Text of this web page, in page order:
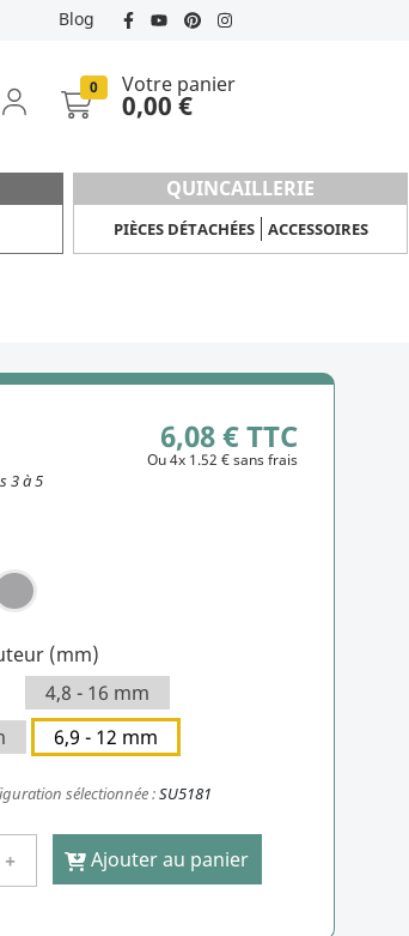
Blog
0 Votre panier
0,00 €
QUINCAILLERIE
PIÈCES DÉTACHÉES ACCESSOIRES
3à5
6,08 € TTC
Ou 4x 1.52 € sans frais
(mm)
4,8 - 16 mm
6,9 - 12 mm
sélectionnée :SU5181
Ajouter au panier